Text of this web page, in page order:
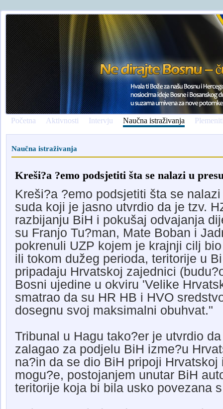
Početna Aktivnosti Intervju Naučna istraživanja
Naučna istraživanja
Kreši?a ?emo podsjetiti šta se nalazi u
Kreši?a ?emo podsjetiti šta se
suda koji je jasno utvrdio da je tzv.
razbijanju BiH i pokušaj odvajanja
su Franjo Tu?man, Mate Boban i
pokrenuli UZP kojem je krajnji cilj
ili tokom dužeg perioda, teritorije u
pripadaju Hrvatskoj zajednici
Bosni ujedine u okviru 'Velike
smatrao da su HR HB i HVO
dosegnu svoj maksimalni obuhvat."
Tribunal u Hagu tako?er je utvrdio
zalagao za podjelu BiH izme?u
na?in da se dio BiH pripoji Hrvatskoj
mogu?e, postojanjem unutar BiH
teritorije koja bi bila usko povezana